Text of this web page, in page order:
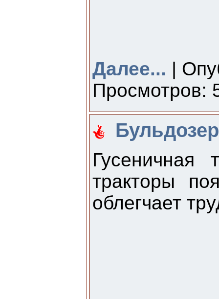
Далее... |
Просмотров:
Гусеничная
тракторы
облегчает